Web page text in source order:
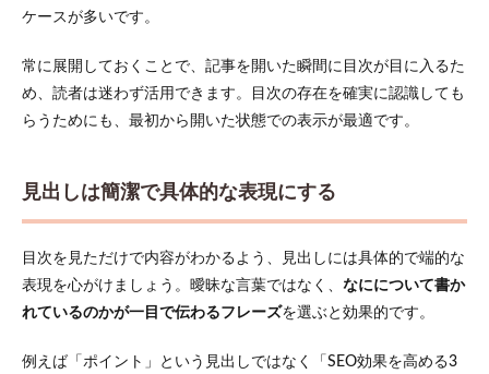
ケースが多いです。
常に展開しておくことで、記事を開いた瞬間に目次が目に入るた
め、読者は迷わず活用できます。目次の存在を確実に認識しても
らうためにも、最初から開いた状態での表示が最適です。
見出しは簡潔で具体的な表現にする
目次を見ただけで内容がわかるよう、見出しには具体的で端的な
表現を心がけましょう。曖昧な言葉ではなく、 なにについて書か
れているのかが一目で伝わるフレーズを選ぶと効果的です。
例えば「ポイント」という見出しではなく「SEO効果を高める3